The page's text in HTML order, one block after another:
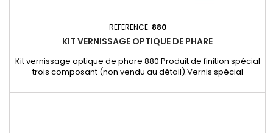
REFERENCE: 880
KIT VERNISSAGE OPTIQUE DE PHARE
Kit vernissage optique de phare 880 Produit de finition spécial
trois composant (non vendu au détail).Vernis spécial
Désignations Qtés 866 Vernis - 200ml 1 806ACT Activateur -